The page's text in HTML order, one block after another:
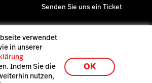
Senden Sie uns ein Ticket
Demoverwendet
in unserer
Indem Sie die
nutzen,
OK